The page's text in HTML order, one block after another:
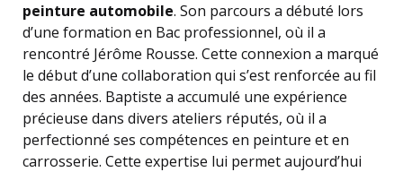
peinture automobile. Son parcours a débuté lors
d’une formation en Bac professionnel, où il a
rencontré Jérôme Rousse. Cette connexion a marqué
le début d’une collaboration qui s’est renforcée au fil
des années. Baptiste a accumulé une expérience
précieuse dans divers ateliers réputés, où il a
perfectionné ses compétences en peinture et en
carrosserie. Cette expertise lui permet aujourd’hui